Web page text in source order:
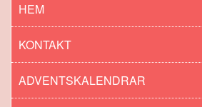
HEM
KONTAKT
ADVENTSKALENDRAR